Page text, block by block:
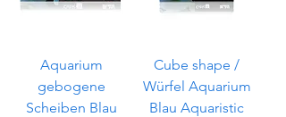
Aquarium
gebogene
Scheiben Blau
Cube shape /
Würfel Aquarium
Blau Aquaristic